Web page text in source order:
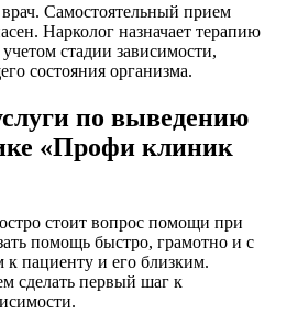
Самостоятельный прием
Нарколог назначает терапию
стадии зависимости,
состояния организма.
по выведению
«Профи клиник
стоит вопрос помощи при
помощь быстро, грамотно и с
пациенту и его близким.
сделать первый шаг к